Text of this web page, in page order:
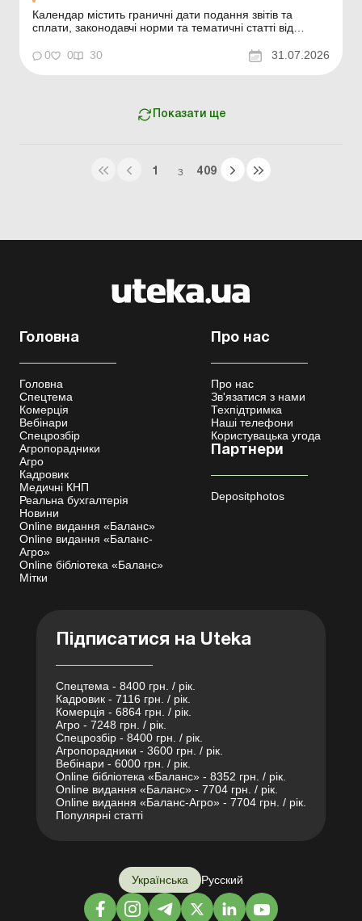
Календар містить граничні дати подання звітів та
сплати, законодавчі норми та тематичні статті від
звітність – СЗ; податкова звітність – ПЗ; інша звітність –
0 0 30 31.07.2026
Показати ще
1 З 409
Головна
Головна
Спецтема
Комерція
Вебінари
Спецрозбір
Агропорадники
Агро
Кадровик
Медичні КНП
Реальна бухгалтерія
Новини
Online видання «Баланс»
Online видання «Баланс-
Агро»
Online бібліотека «Баланс»
Мітки
Про нас
Про нас
Зв'язатися з нами
Техпідтримка
Наші телефони
Користувацька угода
Партнери
Depositphotos
Підписатися на Uteka
Спецтема - 8400 грн. / рік.
Кадровик - 7116 грн. / рік.
Комерція - 6864 грн. / рік.
Агро - 7248 грн. / рік.
Спецрозбір - 8400 грн. / рік.
Агропорадники - 3600 грн. / рік.
Вебінари - 6000 грн. / рік.
Online бібліотека «Баланс» - 8352 грн. / рік.
Online видання «Баланс» - 7704 грн. / рік.
Online видання «Баланс-Агро» - 7704 грн. / рік.
Популярні статті
Українська Русский